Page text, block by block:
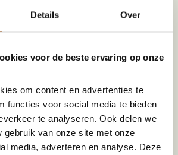
Details Over
voor de beste ervaring op onze
om content en advertenties te
functies voor social media te bieden
te analyseren. Ook delen we
gebruik van onze site met onze
media, adverteren en analyse. Deze
prachtig geleefd uiterlijk.
Creme
Papier maché
India